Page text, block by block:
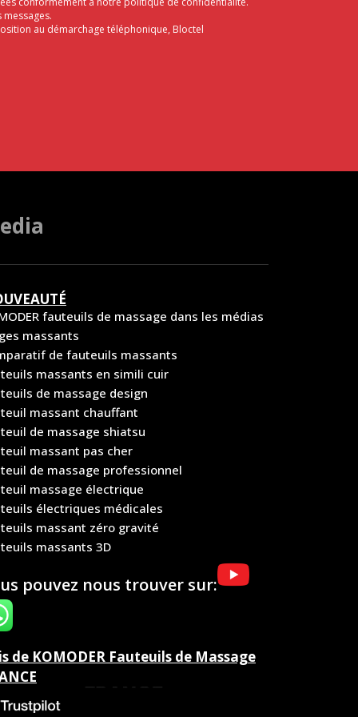
au démarchage téléphonique, Bloctel
fauteuils de massage dans les médias
massants
de fauteuils massants
massants en simili cuir
de massage design
massant chauffant
de massage shiatsu
massant pas cher
de massage professionnel
massage électrique
électriques médicales
massant zéro gravité
massants 3D
pouvez nous trouver sur:
de KOMODER Fauteuils de Massage